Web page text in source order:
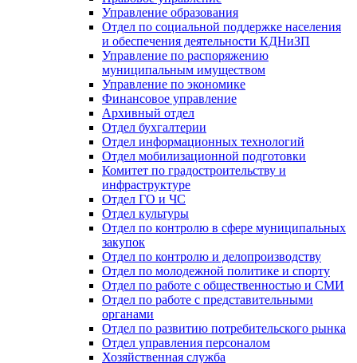
Управление образования
Отдел по социальной поддержке населения
и обеспечения деятельности КДНиЗП
Управление по распоряжению
муниципальным имуществом
Управление по экономике
Финансовое управление
Архивный отдел
Отдел бухгалтерии
Отдел информационных технологий
Отдел мобилизационной подготовки
Комитет по градостроительству и
инфраструктуре
Отдел ГО и ЧС
Отдел культуры
Отдел по контролю в сфере муниципальных
закупок
Отдел по контролю и делопроизводству
Отдел по молодежной политике и спорту
Отдел по работе с общественностью и СМИ
Отдел по работе с представительными
органами
Отдел по развитию потребительского рынка
Отдел управления персоналом
Хозяйственная служба